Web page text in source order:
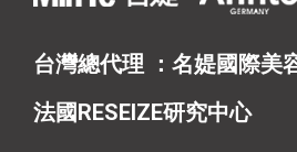
台灣總代理 ：名媞國際美
法國RESEIZE研究中心